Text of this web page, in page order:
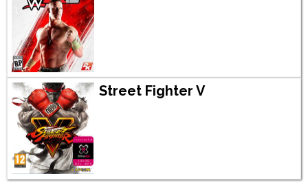
Street Fighter V